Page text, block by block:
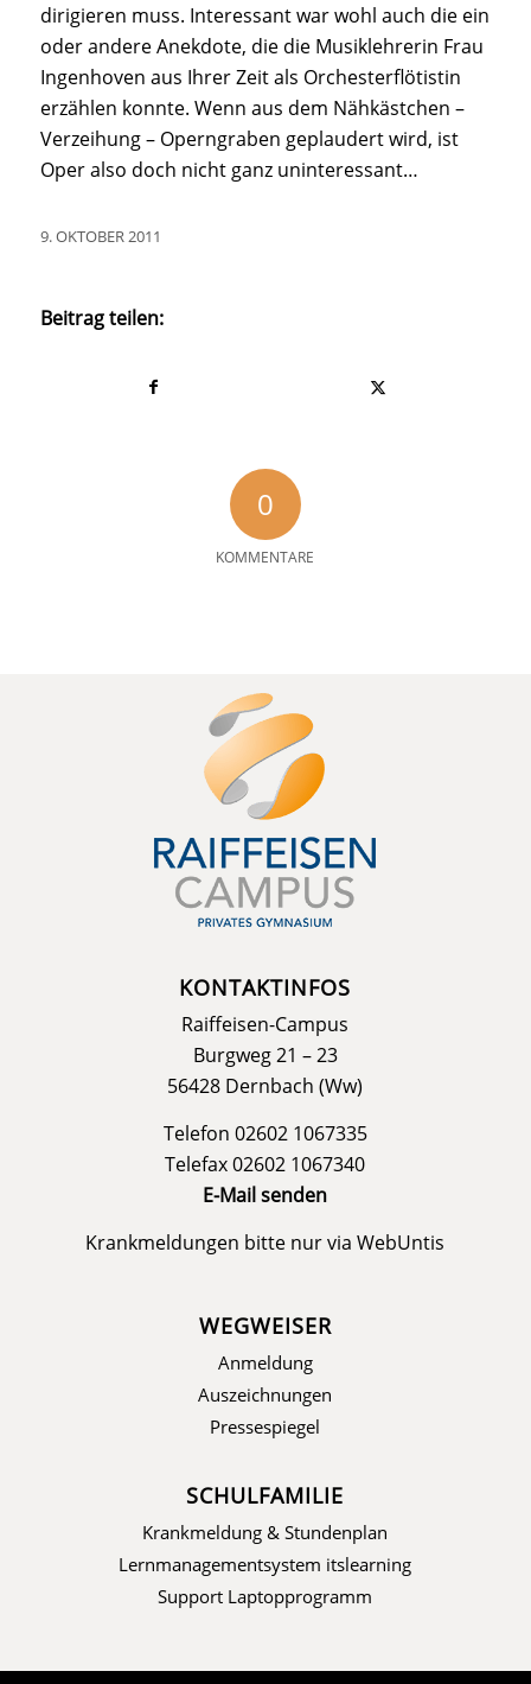
dirigieren muss. Interessant war wohl auch die ein
oder andere Anekdote, die die Musiklehrerin Frau
Ingenhoven aus Ihrer Zeit als Orchesterflötistin
erzählen konnte. Wenn aus dem Nähkästchen –
Verzeihung – Operngraben geplaudert wird, ist
Oper also doch nicht ganz uninteressant…
9. OKTOBER 2011
Beitrag teilen:
0
KOMMENTARE
KONTAKTINFOS
Raiffeisen-Campus
Burgweg 21 – 23
56428 Dernbach (Ww)
Telefon 02602 1067335
Telefax 02602 1067340
E-Mail senden
Krankmeldungen bitte nur viaWebUntis
WEGWEISER
Anmeldung
Auszeichnungen
Pressespiegel
SCHULFAMILIE
Krankmeldung & Stundenplan
Lernmanagementsystem itslearning
Support Laptopprogramm